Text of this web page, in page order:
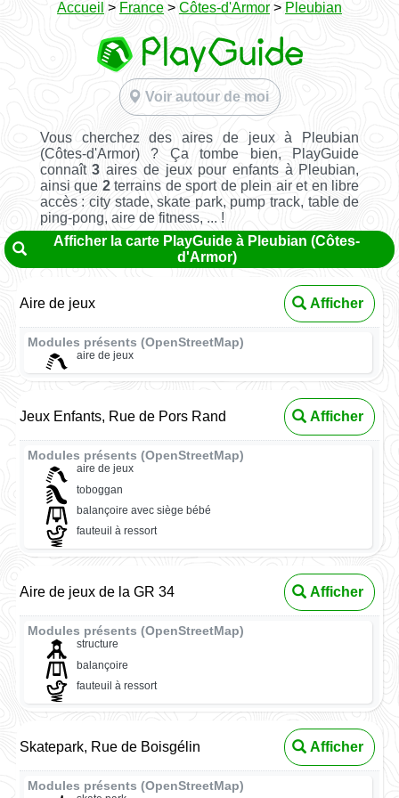
Accueil > France > Côtes-d'Armor > Pleubian
Voir autour de moi
Vous cherchez des aires de jeux à Pleubian
(Côtes-d'Armor) ? Ça tombe bien, PlayGuide
connaît3 aires de jeux pour enfants à Pleubian,
ainsi que 2terrains de sport de plein air et en libre
accès : city stade, skate park, pump track, table de
ping-pong, aire de fitness, ... !
Afficher la carte PlayGuide à Pleubian (Côtes-
d'Armor)
Aire de jeux Afficher
Modules présents (OpenStreetMap)
aire de jeux
Jeux Enfants, Rue de Pors Rand Afficher
Modules présents (OpenStreetMap)
aire de jeux
toboggan
balançoire avec siège bébé
fauteuil à ressort
Aire de jeux de la GR 34 Afficher
Modules présents (OpenStreetMap)
structure
balançoire
fauteuil à ressort
Skatepark, Rue de Boisgélin Afficher
Modules présents (OpenStreetMap)